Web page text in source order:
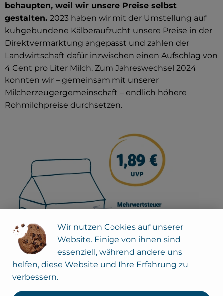
behaupten, weil wir unsere Preise selbst
gestalten. 2023 haben wir mit der Umstellung auf
kuhgebundene Kälberaufzucht unsere Preise in der
Direktvermarktung angepasst und zahlen der
Landwirtschaft dafür inzwischen einen Aufschlag von
4 Cent pro Liter Milch. Zum Jahreswechsel 2024
konnten wir – gemeinsam mit unserer
Milcherzeugergemeinschaft – endlich höhere
Rohmilchpreise durchsetzen.
Wir nutzen Cookies auf unserer
Website. Einige von ihnen sind
essenziell, während andere uns
helfen, diese Website und Ihre Erfahrung zu
verbessern.